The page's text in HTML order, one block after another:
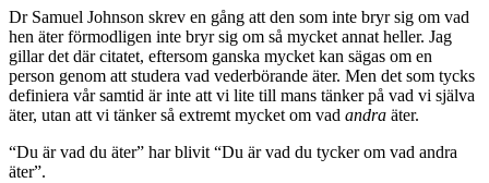
Dr Samuel Johnson skrev en gång att den som inte bryr sig om vad
hen äter förmodligen inte bryr sig om så mycket annat heller. Jag
gillar det där citatet, eftersom ganska mycket kan sägas om en
person genom att studera vad vederbörande äter. Men det som tycks
definiera vår samtid är inte att vi lite till mans tänker på vad vi själva
äter, utan att vi tänker så extremt mycket om vad andra äter.
“Du är vad du äter” har blivit “Du är vad du tycker om vad andra
äter”.